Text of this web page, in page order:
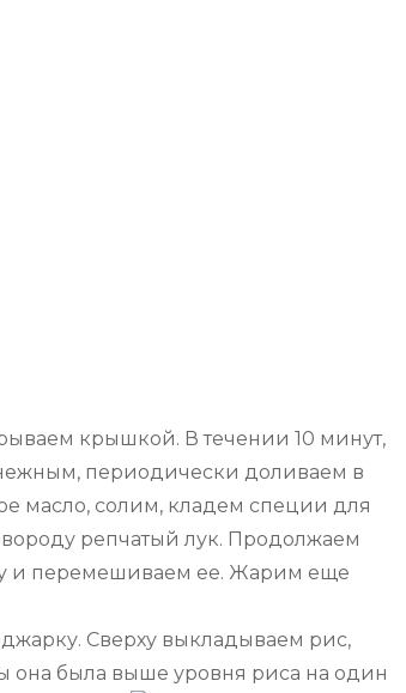
крышкой. В течении 10 минут,
периодически доливаем в
масло, солим, кладем специи для
репчатый лук. Продолжаем
и перемешиваем ее. Жарим еще
Сверху выкладываем рис,
она была выше уровня риса на один